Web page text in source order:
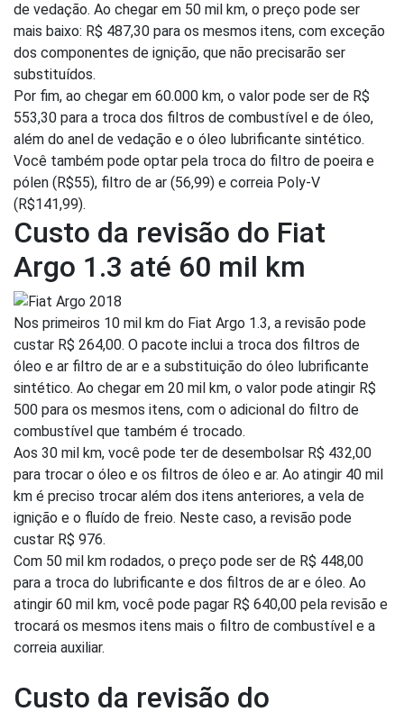
de vedação. Ao chegar em 50 mil km, o preço pode ser
mais baixo: R$ 487,30 para os mesmos itens, com exceção
dos componentes de ignição, que não precisarão ser
substituídos.
Por fim, ao chegar em 60.000 km, o valor pode ser de R$
553,30 para a troca dos filtros de combustível e de óleo,
além do anel de vedação e o óleo lubrificante sintético.
Você também pode optar pela troca do filtro de poeira e
pólen (R$55), filtro de ar (56,99) e correia Poly-V
(R$141,99).
Custo da revisão do Fiat
Argo 1.3 até 60 mil km
Nos primeiros 10 mil km do Fiat Argo 1.3, a revisão pode
custar R$ 264,00. O pacote inclui a troca dos filtros de
óleo e ar filtro de ar e a substituição do óleo lubrificante
sintético. Ao chegar em 20 mil km, o valor pode atingir R$
500 para os mesmos itens, com o adicional do filtro de
combustível que também é trocado.
Aos 30 mil km, você pode ter de desembolsar R$ 432,00
para trocar o óleo e os filtros de óleo e ar. Ao atingir 40 mil
km é preciso trocar além dos itens anteriores, a vela de
ignição e o fluído de freio. Neste caso, a revisão pode
custar R$ 976.
Com 50 mil km rodados, o preço pode ser de R$ 448,00
para a troca do lubrificante e dos filtros de ar e óleo. Ao
atingir 60 mil km, você pode pagar R$ 640,00 pela revisão e
trocará os mesmos itens mais o filtro de combustível e a
correia auxiliar.
Custo da revisão do